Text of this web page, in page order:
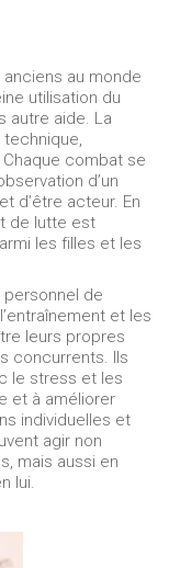
anciens au monde
utilisation du
autre aide. La
combat se
d’un
d’être acteur. En
de lutte est
les filles et les
de
et les
leurs propres
concurrents. Ils
le stress et les
et à améliorer
individuelles et
agir non
mais aussi en
lui.